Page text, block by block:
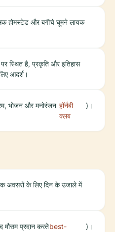
होमस्टेड और बगीचे घूमने लायक
पर स्थित है, प्रकृति और इतिहास
आदर्श।
भोजन और मनोरंजन हॉर्नबी
क्लब
)।
अवसरों के लिए दिन के उजाले में
प्रदान करतेbest-
)।